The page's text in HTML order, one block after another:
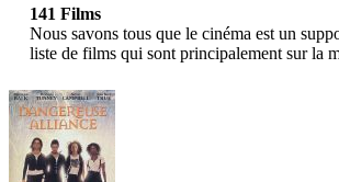
141 Films
Nous savons tous que le cinéma est un
liste de films qui sont principalement sur la